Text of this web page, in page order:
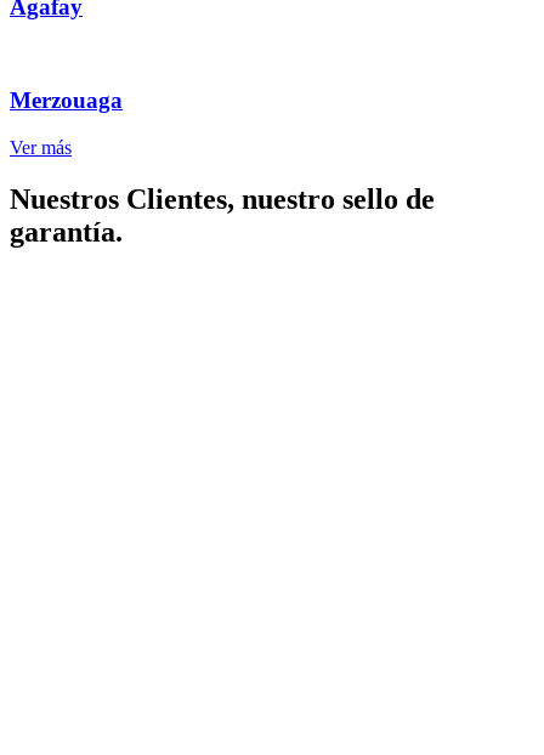
Agafay
Merzouaga
Ver más
Nuestros Clientes, nuestro sello de
garantía.